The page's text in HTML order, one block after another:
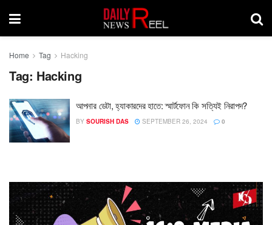
Home Tag Hacking
Tag: Hacking
আপনার ডেটা, হ্যাকারদের হাতে: স্মার্টফোন কি সত্যিই নিরাপদ?
BY SOURISH DAS SEPTEMBER 26, 2024 0